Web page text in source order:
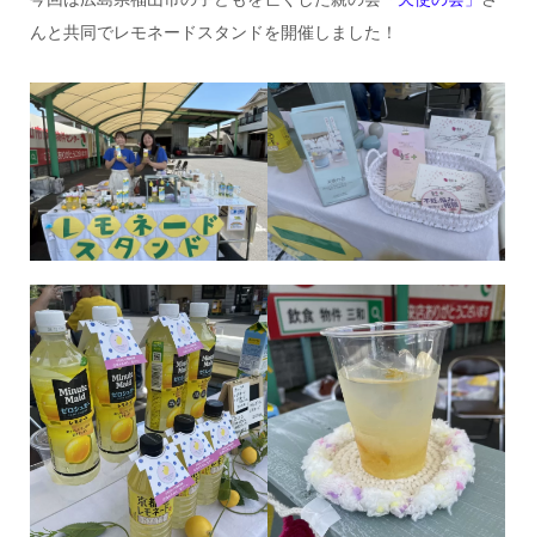
んと共同でレモネードスタンドを開催しました！